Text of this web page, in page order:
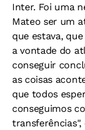
Inter. Foi uma
Mateo ser um
que estava,
a vontade do
conseguir
as coisas
que todos
conseguimos
transferências",